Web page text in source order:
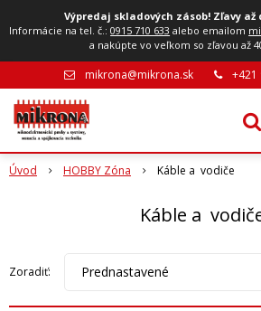
Výpredaj skladových zásob! Zľavy až
Informácie na tel. č.:0915 710 633 alebo emailom
a nakúpte vo veľkom so zľavou až
mikrona@mikrona.sk +421
Úvod HOBBY Zóna Káble a vodiče
Káble a
Zoradiť: Prednastavené